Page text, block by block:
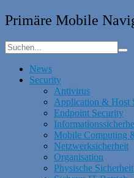
Primäre Mobile
News
Security
Antivirus
Application & Host
Endpoint Security
Mobile Computing
Netzwerksicherheit
Organisation
Physische Sicherheit